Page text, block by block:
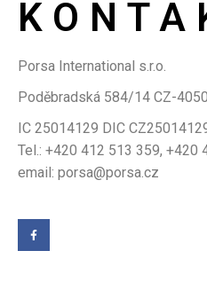
Porsa International s.r.o.
Poděbradská 584/14 CZ-
IC 25014129 DIC
Tel.: +420 412 513 359, +420
email: porsa@porsa.cz